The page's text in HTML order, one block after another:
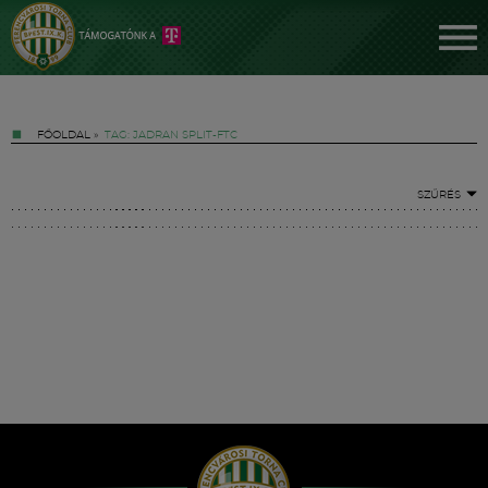
FŐOLDAL » TAG: JADRAN SPLIT-FTC
SZŰRÉS
Hírek